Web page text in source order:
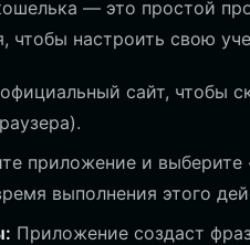
— это простой
настроить свою
сайт, чтобы
приложение и
выполнения этого
Приложение создаст